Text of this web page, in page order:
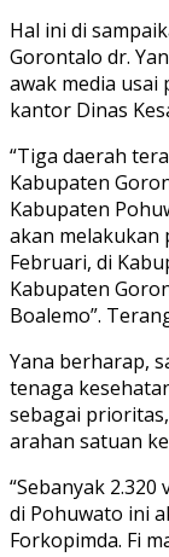
Hal ini di
Gorontalo dr.
awak media usai
kantor Dinas
“Tiga daerah
Kabupaten
Kabupaten
akan melakukan
Februari, di
Kabupaten
Boalemo”.
Yana berharap,
tenaga
sebagai
arahan satuan
“Sebanyak
di Pohuwato ini
Forkopimda. Fi